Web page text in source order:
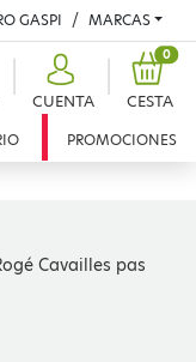
GASPI MARCAS
CUENTA CESTA
0
PROMOCIONES
Cavailles pas